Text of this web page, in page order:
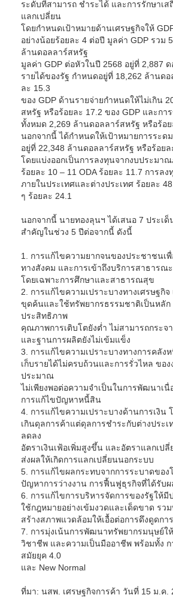
ระดับที่สามารถ ชำระได้ และการรักษาเส
แลกเปลี่ยน
โดยกำหนดเป้าหมายด้านเศรษฐกิจให้
อย่างน้อยร้อยละ 4 ต่อปี มูลค่า GDP รวม
ล้านดอลลาร์สหรัฐ
มูลค่า GDP ต่อหัวในปี 2568 อยู่ที่ 2,887
รายได้ของรัฐ กำหนดอยู่ที่ 18,262 ล้านด
ละ 15.3
ของ GDP ด้านรายจ่ายกำหนดให้ไม่เกิน
สหรัฐ หรือร้อยละ 17.2 ของ GDP และก
ทั้งหมด 2,269 ล้านดอลลาร์สหรัฐ หรือร้อย
นอกจากนี้ ได้กำหนดให้เป้าหมายการระด
อยู่ที่ 22,348 ล้านดอลลาร์สหรัฐ หรือร้อยล
โดยแบ่งออกเป็นการลงทุนจากงบประมา
ร้อยละ 10 – 11 ODA ร้อยละ 11.7 การล
ภายในประเทศและต่างประเทศ ร้อยละ
ๆ ร้อยละ 24.1
นอกจากนี้ นายทองลุนฯ ได้เสนอ 7 ประเด็
สำคัญในช่วง 5 ปีต่อจากนี้ ดังนี้
1. การแก้ไขความยากจนของประชาชนเ
ทางสังคม และการเข้าถึงบริการสาธารณ
โดยเฉพาะการศึกษาและสาธารณสุข
2. การแก้ไขความเปราะบางทางเศรษฐกิ
ขุดค้นและใช้ทรัพยากรธรรมชาติเป็นหลัก
ประสิทธิภาพ
คุณภาพการเติบโตยังต่ำ ไม่สามารถกระจ
และฐานการผลิตยังไม่เข้มแข็ง
3. การแก้ไขความเปราะบางทางการคลัง
เก็บรายได้ไม่ครบถ้วนและการรั่วไหล ขอ
ประมาณ
ไม่เพียงพอต่อความจำเป็นในการพัฒนาเนื่
การแก้ไขปัญหาหนี้สิน
4. การแก้ไขความเปราะบางด้านการเงิน
เกินดุลการค้าแต่ดุลการชำระกับต่างประ
ลดลง
อัตราเงินเฟ้อเพิ่มสูงขึ้น และอัตราแลกเป
ส่งผลให้เกิดการแลกเปลี่ยนนอกระบบ
5. การแก้ไขผลกระทบจากการระบาดของ
ปัญหาการว่างงาน การฟื้นฟูธุรกิจที่ได้รับผ
6. การแก้ไขการบริหารจัดการของรัฐให้มี
ใช้กฎหมายอย่างเข้มงวดและเด็ดขาด รว
สร้างสภาพแวดล้อมให้เอื้อต่อการดึงดูดกา
7. การมุ่งเน้นการพัฒนาทรัพยากรมนุษย์ใ
วิชาชีพ และความเป็นมืออาชีพ พร้อมทั้ง
สมัยยุค 4.0
และ New Normal
ที่มา: นสพ. เศรษฐกิจการค้า วันที่ 15 ม.ค.